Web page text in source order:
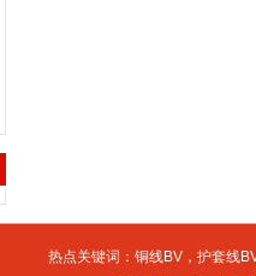
热点关键词： 铜线BV， 护套线